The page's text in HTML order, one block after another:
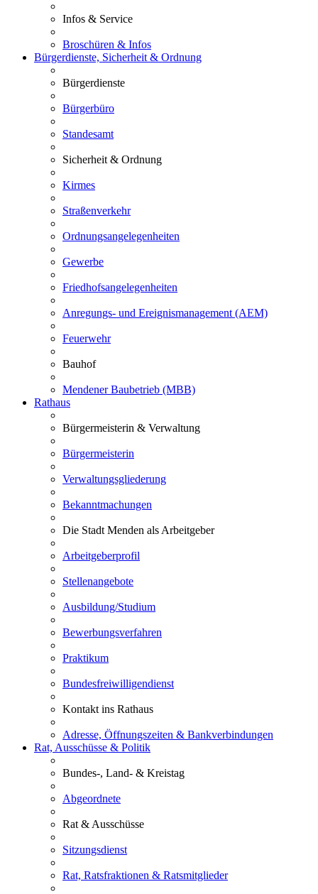
Infos & Service
Broschüren & Infos
Bürgerdienste, Sicherheit & Ordnung
Bürgerdienste
Bürgerbüro
Standesamt
Sicherheit & Ordnung
Kirmes
Straßenverkehr
Ordnungsangelegenheiten
Gewerbe
Friedhofsangelegenheiten
Anregungs- und Ereignismanagement (AEM)
Feuerwehr
Bauhof
Mendener Baubetrieb (MBB)
Rathaus
Bürgermeisterin & Verwaltung
Bürgermeisterin
Verwaltungsgliederung
Bekanntmachungen
Die Stadt Menden als Arbeitgeber
Arbeitgeberprofil
Stellenangebote
Ausbildung/Studium
Bewerbungsverfahren
Praktikum
Bundesfreiwilligendienst
Kontakt ins Rathaus
Adresse, Öffnungszeiten & Bankverbindungen
Rat, Ausschüsse & Politik
Bundes-, Land- & Kreistag
Abgeordnete
Rat & Ausschüsse
Sitzungsdienst
Rat, Ratsfraktionen & Ratsmitglieder